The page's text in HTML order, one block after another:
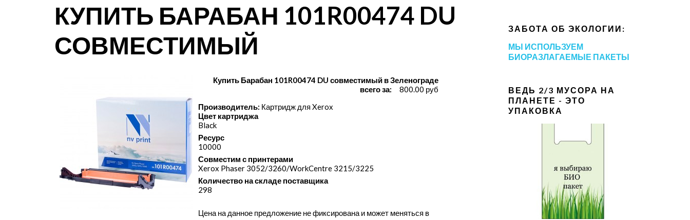
КУПИТЬ БАРАБАН 101R00474 DU
СОВМЕСТИМЫЙ
Купить Барабан 101R00474 DU совместимый в Зеленограде
всего за:
800.00 руб
Производитель: Картридж для Xerox
Цвет картриджа
Black
Ресурс
10000
Совместим с принтерами
Xerox Phaser 3052/​3260/​WorkCentre 3215/​3225
Количество на складе поставщика
298
Цена на данное предложение не фиксирована и может меняться в
ЗАБОТА ОБ ЭКОЛОГИИ:
МЫ ИСПОЛЬЗУЕМ
БИОРАЗЛАГАЕМЫЕ ПАКЕТЫ
ВЕДЬ 2/3 МУСОРА НА
ПЛАНЕТЕ - ЭТО
УПАКОВКА